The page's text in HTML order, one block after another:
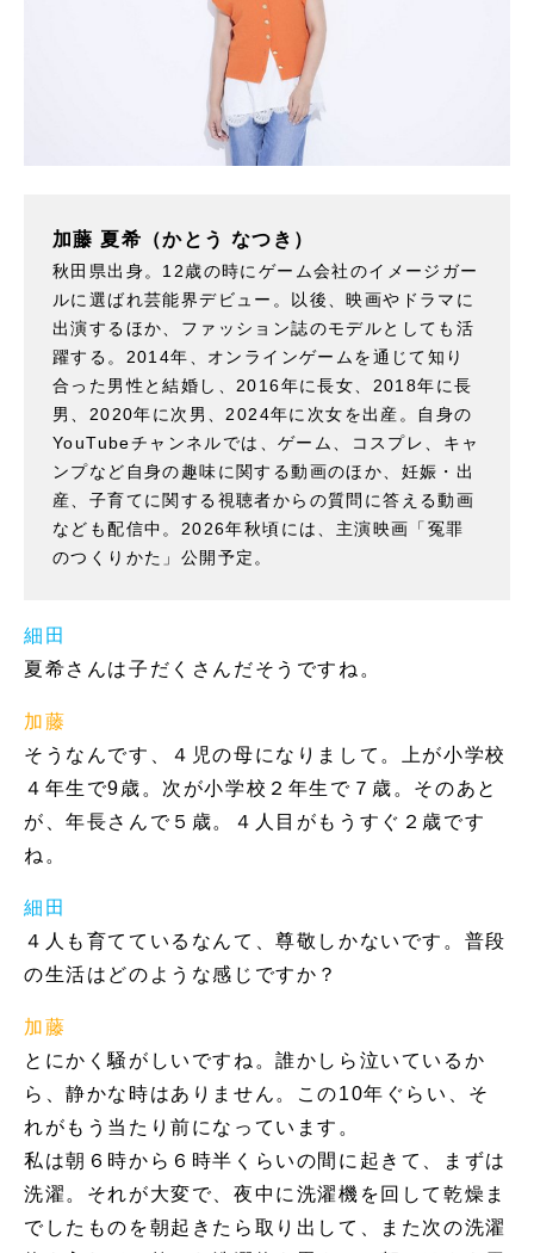
加藤 夏希（かとう なつき）
秋田県出身。12歳の時にゲーム会社のイメージガー
ルに選ばれ芸能界デビュー。以後、映画やドラマに
出演するほか、ファッション誌のモデルとしても活
躍する。2014年、オンラインゲームを通じて知り
合った男性と結婚し、2016年に長女、2018年に長
男、2020年に次男、2024年に次女を出産。自身の
YouTubeチャンネルでは、ゲーム、コスプレ、キャ
ンプなど自身の趣味に関する動画のほか、妊娠・出
産、子育てに関する視聴者からの質問に答える動画
なども配信中。2026年秋頃には、主演映画「冤罪
のつくりかた」公開予定。
細田
夏希さんは子だくさんだそうですね。
加藤
そうなんです、４児の母になりまして。上が小学校
４年生で9歳。次が小学校２年生で７歳。そのあと
が、年長さんで５歳。４人目がもうすぐ２歳です
ね。
細田
４人も育てているなんて、尊敬しかないです。普段
の生活はどのような感じですか？
加藤
とにかく騒がしいですね。誰かしら泣いているか
ら、静かな時はありません。この10年ぐらい、そ
れがもう当たり前になっています。
私は朝６時から６時半くらいの間に起きて、まずは
洗濯。それが大変で、夜中に洗濯機を回して乾燥ま
でしたものを朝起きたら取り出して、また次の洗濯